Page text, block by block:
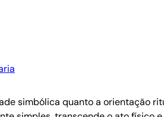
simbólica quanto a orientação